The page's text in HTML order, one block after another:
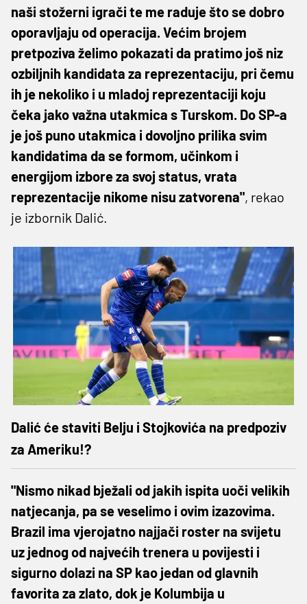
naši stožerni igrači te me raduje što se dobro
oporavljaju od operacija. Većim brojem
pretpoziva želimo pokazati da pratimo još niz
ozbiljnih kandidata za reprezentaciju, pri čemu
ih je nekoliko i u mladoj reprezentaciji koju
čeka jako važna utakmica s Turskom. Do SP-a
je još puno utakmica i dovoljno prilika svim
kandidatima da se formom, učinkom i
energijom izbore za svoj status, vrata
reprezentacije nikome nisu zatvorena", rekao
je izbornik Dalić.
Dalić će staviti Belju i Stojkovića na predpoziv
za Ameriku!?
"Nismo nikad bježali od jakih ispita uoči velikih
natjecanja, pa se veselimo i ovim izazovima.
Brazil ima vjerojatno najjači roster na svijetu
uz jednog od najvećih trenera u povijesti i
sigurno dolazi na SP kao jedan od glavnih
favorita za zlato, dok je Kolumbija u